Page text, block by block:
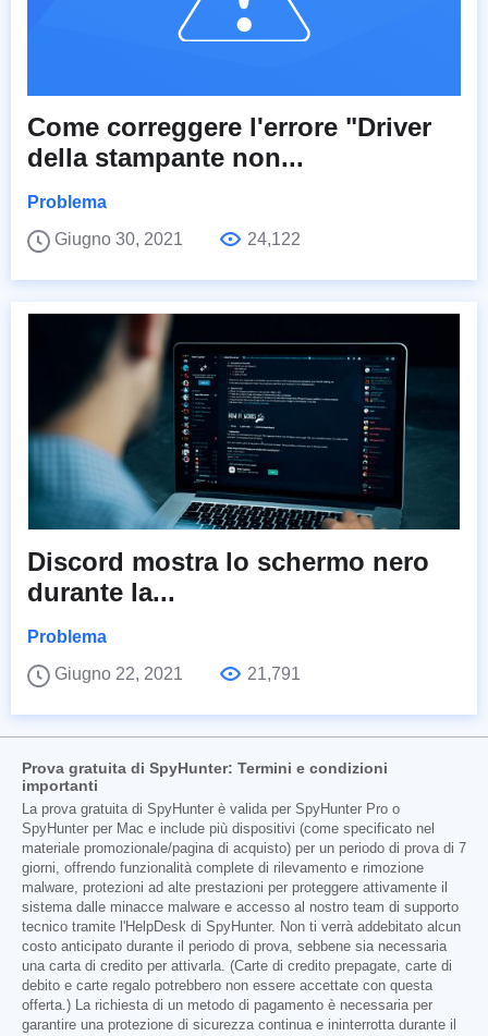
Come correggere l'errore "Driver
della stampante non...
Problema
Giugno 30, 2021
24,122
Discord mostra lo schermo nero
durante la...
Problema
Giugno 22, 2021
21,791
Prova gratuita di SpyHunter: Termini e condizioni
importanti
La prova gratuita di SpyHunter è valida per SpyHunter Pro o
SpyHunter per Mac e include più dispositivi (come specificato nel
materiale promozionale/pagina di acquisto) per un periodo di prova di 7
giorni, offrendo funzionalità complete di rilevamento e rimozione
malware, protezioni ad alte prestazioni per proteggere attivamente il
sistema dalle minacce malware e accesso al nostro team di supporto
tecnico tramite l'HelpDesk di SpyHunter. Non ti verrà addebitato alcun
costo anticipato durante il periodo di prova, sebbene sia necessaria
una carta di credito per attivarla. (Carte di credito prepagate, carte di
debito e carte regalo potrebbero non essere accettate con questa
offerta.) La richiesta di un metodo di pagamento è necessaria per
garantire una protezione di sicurezza continua e ininterrotta durante il